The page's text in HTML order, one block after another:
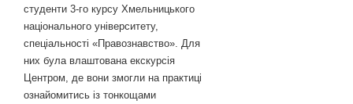
студенти 3-го курсу Хмельницького
національного університету,
спеціальності «Правознавство». Для
них була влаштована екскурсія
Центром, де вони змогли на практиці
ознайомитись із тонкощами